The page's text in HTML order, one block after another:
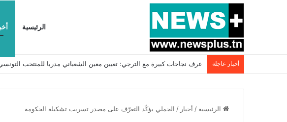
الرئيسية
أخبار عاجلة بسبب المرزوقي وبتكليف من سعيّد: الخارجية تستدعي السفيرة الفرنسية
الرئيسية / أخبار / الجملي يؤكّد التعرّف على مصدر تسريب تشكيلة الحكومة